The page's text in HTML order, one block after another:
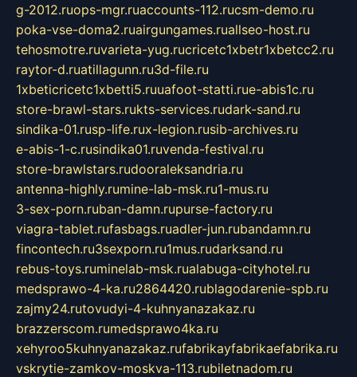
g-2012.ruops-mgr.ruaccounts-112.rucsm-demo.ru
poka-vse-doma2.ruairgungames.ruallseo-host.ru
tehosmotre.ruvarieta-yug.rucricetc1xbetr1xbetcc2.ru
raytor-d.ruatillagunn.ru3d-file.ru
1xbeticricetc1xbetti5.ruuafoot-statti.rue-abis1c.ru
store-brawl-stars.rukts-services.rudark-sand.ru
sindika-01.rusp-life.rux-legion.rusib-archives.ru
e-abis-1-c.rusindika01.ruvenda-festival.ru
store-brawlstars.rudooraleksandria.ru
antenna-highly.rumine-lab-msk.ru1-mus.ru
3-sex-porn.ruban-damn.rupurse-factory.ru
viagra-tablet.rufasbags.ruadler-jun.rubandamn.ru
fincontech.ru3sexporn.ru1mus.rudarksand.ru
rebus-toys.ruminelab-msk.rualabuga-cityhotel.ru
medsprawo-4-ka.ru2864420.rublagodarenie-spb.ru
zajmy24.rutovudyi-4-kuhnyanazakaz.ru
brazzerscom.rumedsprawo4ka.ru
xehyroo5kuhnyanazakaz.rufabrikayfabrikaefabrika.ru
vskrytie-zamkov-moskva-113.rubiletnadom.ru